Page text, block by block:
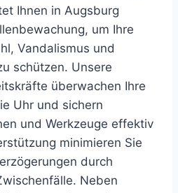
Ihnen in Augsburg
um Ihre
Vandalismus und
schützen. Unsere
überwachen Ihre
Uhr und sichern
und Werkzeuge effektiv
minimieren Sie
durch
Neben